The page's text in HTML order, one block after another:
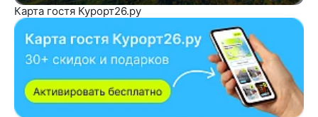
Карта гостя Курорт26.ру